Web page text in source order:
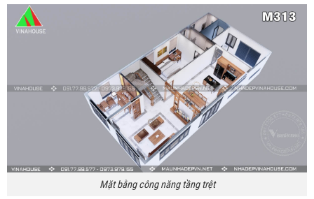
Mặt bằng công năng tầng trệt